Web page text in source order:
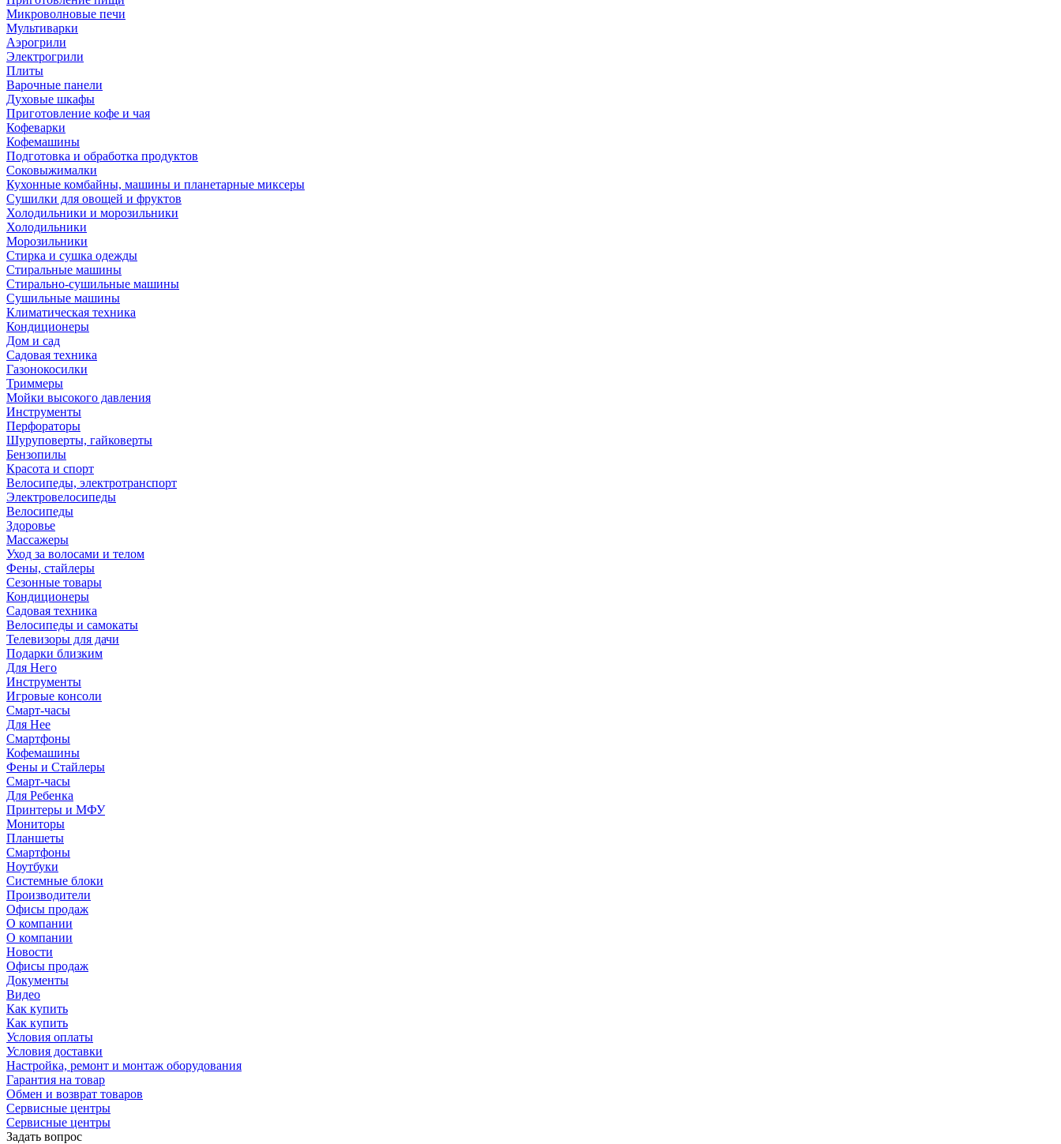
Микроволновые печи
Мультиварки
Аэрогрили
Электрогрили
Плиты
Варочные панели
Духовые шкафы
Приготовление кофе и чая
Кофеварки
Кофемашины
Подготовка и обработка продуктов
Соковыжималки
Кухонные комбайны, машины и планетарные миксеры
Сушилки для овощей и фруктов
Холодильники и морозильники
Холодильники
Морозильники
Стирка и сушка одежды
Стиральные машины
Стирально-сушильные машины
Сушильные машины
Климатическая техника
Кондиционеры
Дом и сад
Садовая техника
Газонокосилки
Триммеры
Мойки высокого давления
Инструменты
Перфораторы
Шуруповерты, гайковерты
Бензопилы
Красота и спорт
Велосипеды, электротранспорт
Электровелосипеды
Велосипеды
Здоровье
Массажеры
Уход за волосами и телом
Фены, стайлеры
Сезонные товары
Кондиционеры
Садовая техника
Велосипеды и самокаты
Телевизоры для дачи
Подарки близким
Для Него
Инструменты
Игровые консоли
Смарт-часы
Для Нее
Смартфоны
Кофемашины
Фены и Стайлеры
Смарт-часы
Для Ребенка
Принтеры и МФУ
Мониторы
Планшеты
Смартфоны
Ноутбуки
Системные блоки
Производители
Офисы продаж
О компании
О компании
Новости
Офисы продаж
Документы
Видео
Как купить
Как купить
Условия оплаты
Условия доставки
Настройка, ремонт и монтаж оборудования
Гарантия на товар
Обмен и возврат товаров
Сервисные центры
Сервисные центры
Задать вопрос